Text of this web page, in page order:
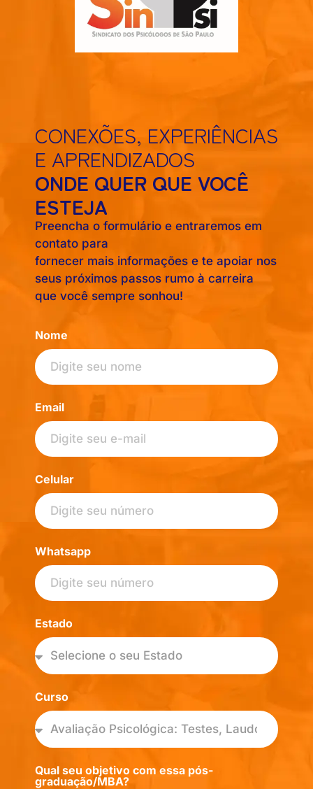
CONEXÕES, EXPERIÊNCIAS
E APRENDIZADOS
ONDE QUER QUE VOCÊ
ESTEJA
Preencha o formulário e entraremos em
contato para
fornecer mais informações e te apoiar nos
seus próximos passos rumo à carreira
que você sempre sonhou!
Nome
Email
Celular
Whatsapp
Estado
Curso
Qual seu objetivo com essa pós-
graduação/MBA?